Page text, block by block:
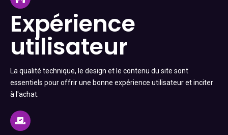
Expérience
utilisateur
La qualité technique, le design et le contenu du site sont
essentiels pour offrir une bonne expérience utilisateur et inciter
à l'achat.